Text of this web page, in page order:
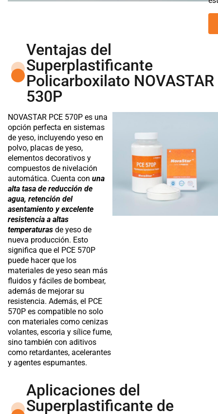
Ventajas del
Superplastificante
Policarboxilato NOVASTAR
530P
NOVASTAR PCE 570P es una
opción perfecta en sistemas
de yeso, incluyendo yeso en
polvo, placas de yeso,
elementos decorativos y
compuestos de nivelación
automática. Cuenta con una
alta tasa de reducción de
agua, retención del
asentamiento y excelente
resistencia a altas
temperaturas de yeso de
nueva producción. Esto
significa que el PCE 570P
puede hacer que los
materiales de yeso sean más
fluidos y fáciles de bombear,
además de mejorar su
resistencia. Además, el PCE
570P es compatible no solo
con materiales como cenizas
volantes, escoria y sílice fume,
sino también con aditivos
como retardantes, acelerantes
y agentes espumantes.
Aplicaciones del
Superplastificante de